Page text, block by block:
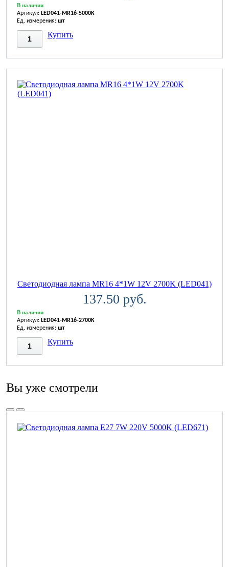
В наличии
Артикул: LED041-MR16-5000K
Ед. измерения: шт
Купить
Светодиодная лампа MR16 4*1W 12V 2700K (LED041)
137.50 руб.
В наличии
Артикул: LED041-MR16-2700K
Ед. измерения: шт
Купить
Вы уже смотрели